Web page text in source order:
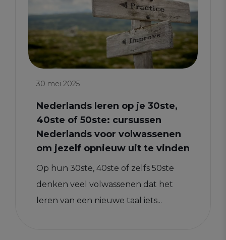
30 mei 2025
Nederlands leren op je 30ste,
40ste of 50ste: cursussen
Nederlands voor volwassenen
om jezelf opnieuw uit te vinden
Op hun 30ste, 40ste of zelfs 50ste
denken veel volwassenen dat het
leren van een nieuwe taal iets...